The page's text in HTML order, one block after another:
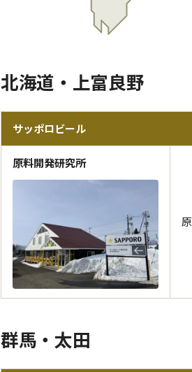
北海道・上富良野
サッポロビール
原料開発研究所
群馬・太田